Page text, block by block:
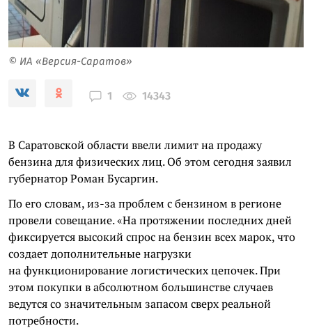
© ИА «Версия-Саратов»
1 14343
В Саратовской области ввели лимит на продажу
бензина для физических лиц. Об этом сегодня заявил
губернатор Роман Бусаргин.
По его словам, из-за проблем с бензином в регионе
провели совещание. «На протяжении последних дней
фиксируется высокий спрос на бензин всех марок, что
создает дополнительные нагрузки
на функционирование логистических цепочек. При
этом покупки в абсолютном большинстве случаев
ведутся со значительным запасом сверх реальной
потребности.